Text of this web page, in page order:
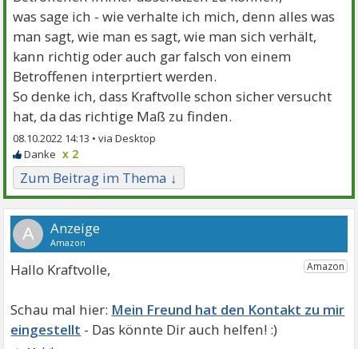
was sage ich - wie verhalte ich mich, denn alles was
man sagt, wie man es sagt, wie man sich verhält,
kann richtig oder auch gar falsch von einem
Betroffenen interprtiert werden.
So denke ich, dass Kraftvolle schon sicher versucht
hat, da das richtige Maß zu finden.
08.10.2022 14:13 •
x 2
Zum Beitrag im Thema ↓
A
Hallo Kraftvolle,
Mein Freund hat den Kontakt zu mir
eingestellt